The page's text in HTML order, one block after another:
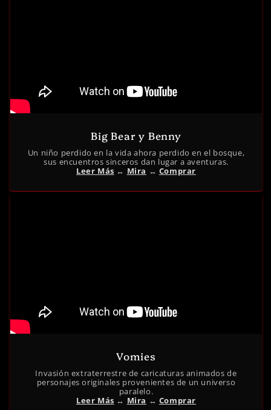
Big Bear y Benny
Un niño perdido en la vida ahora perdido en el bosque,
sus encuentros sinceros dan lugar a aventuras.
Leer Más ↔︎ Mira ↔︎ Comprar
Vomies
Invasión extraterrestre de caricaturas animados de
personajes originales provenientes de un universo
paralelo.
Leer Más ↔︎ Mira ↔︎ Comprar